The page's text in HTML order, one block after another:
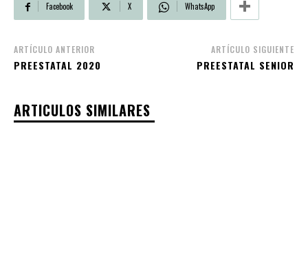
Facebook X WhatsApp
ARTÍCULO ANTERIOR
PREESTATAL 2020
ARTÍCULO SIGUIENTE
PREESTATAL SENIOR
ARTICULOS SIMILARES